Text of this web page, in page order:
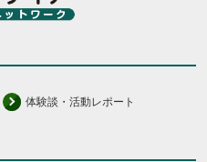
体験談・活動レポート